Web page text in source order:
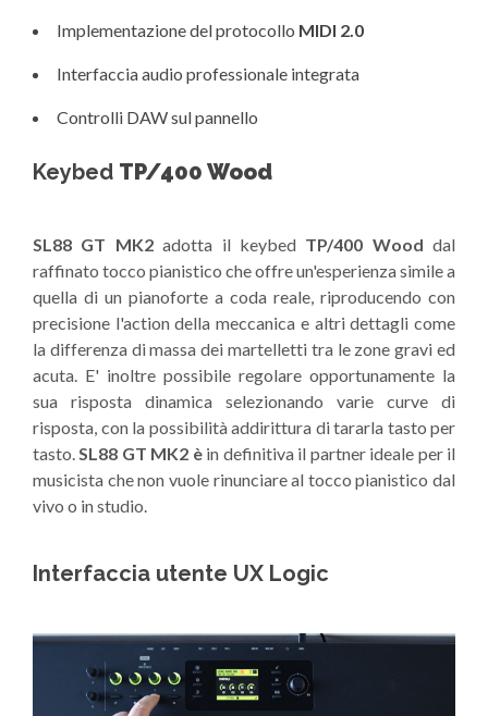
Implementazione del protocollo MIDI 2.0
Interfaccia audio professionale integrata
Controlli DAW sul pannello
Keybed TP/400 Wood
SL88 GT MK2adotta il keybedTP/400 Wood dal
raffinato tocco pianistico che offre un'esperienza simile a
quella di un pianoforte a coda reale, riproducendo con
precisione l'action della meccanica e altri dettagli come
la differenza di massa dei martelletti tra le zone gravi ed
acuta. E' inoltre possibile regolare opportunamente la
sua risposta dinamica selezionando varie curve di
risposta, con la possibilità addirittura di tararla tasto per
tasto. SL88 GT MK2 è in definitiva il partner ideale per il
musicista che non vuole rinunciare al tocco pianistico dal
vivo o in studio.
Interfaccia utente UX Logic